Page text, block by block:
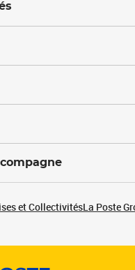
et CollectivitésLa Poste